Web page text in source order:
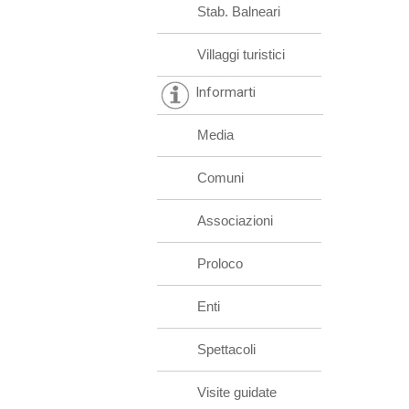
Stab. Balneari
Villaggi turistici
Informarti
Media
Comuni
Associazioni
Proloco
Enti
Spettacoli
Visite guidate